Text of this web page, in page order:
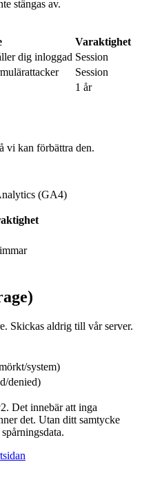
stängas av.
Varaktighet
dig inloggad Session
Session
1 år
vi kan förbättra den.
(GA4)
Skickas aldrig till vår server.
system)
denied)
Det innebär att inga
det. Utan ditt samtycke